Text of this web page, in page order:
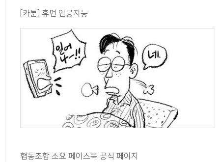
[카툰] 휴먼 인공지능
협동조합 소요 페이스북 공식 페이지